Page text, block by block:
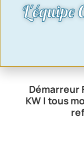
Démarreur
KW | tous
L'équipe